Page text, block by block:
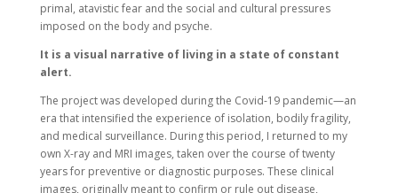
primal, atavistic fear and the social and cultural pressures
imposed on the body and psyche.
It is a visual narrative of living in a state of constant
alert.
The project was developed during the Covid-19 pandemic—an
era that intensified the experience of isolation, bodily fragility,
and medical surveillance. During this period, I returned to my
own X-ray and MRI images, taken over the course of twenty
years for preventive or diagnostic purposes. These clinical
images, originally meant to confirm or rule out disease,